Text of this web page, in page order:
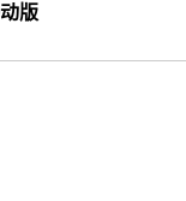
版